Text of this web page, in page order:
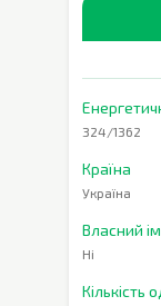
324/1362
Країна
Україна
Власний
Ні
Кількість